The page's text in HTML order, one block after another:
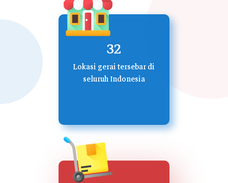
32
Lokasi gerai tersebar di
seluruh Indonesia